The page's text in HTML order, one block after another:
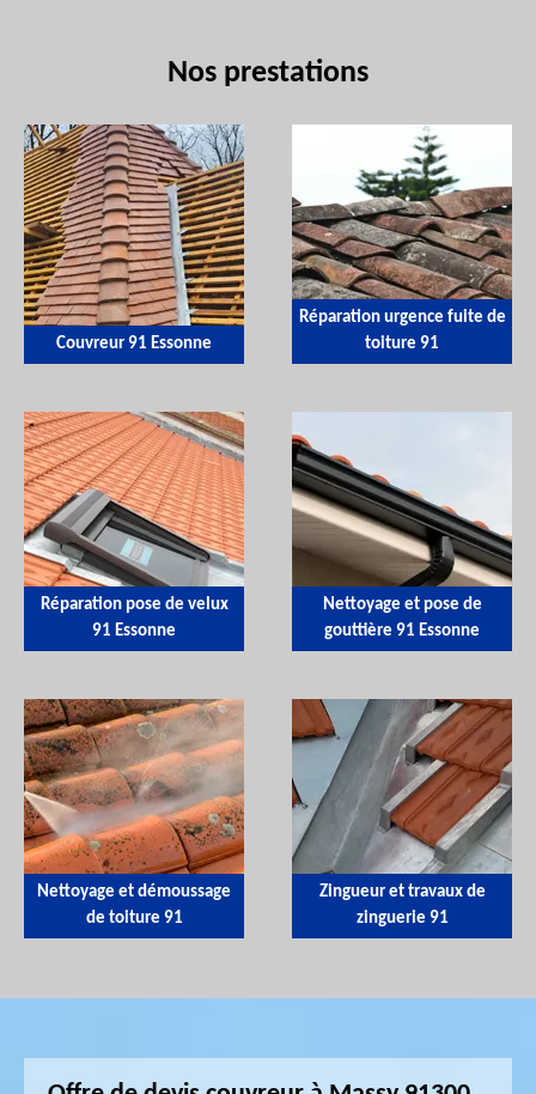
Nos prestations
Couvreur 91 Essonne
Réparation urgence fuite de
toiture 91
Réparation pose de velux
91 Essonne
Nettoyage et pose de
gouttière 91 Essonne
Nettoyage et démoussage
de toiture 91
Zingueur et travaux de
zinguerie 91